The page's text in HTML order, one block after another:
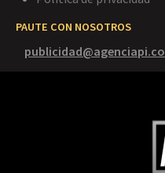
PAUTE CON NOSOTROS
publicidad@agenciapi.co